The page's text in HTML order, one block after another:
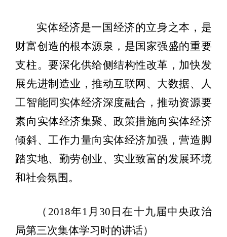
实体经济是一国经济的立身之本，是
财富创造的根本源泉，是国家强盛的重要
支柱。要深化供给侧结构性改革，加快发
展先进制造业，推动互联网、大数据、人
工智能同实体经济深度融合，推动资源要
素向实体经济集聚、政策措施向实体经济
倾斜、工作力量向实体经济加强，营造脚
踏实地、勤劳创业、实业致富的发展环境
和社会氛围。
（2018年1月30日在十九届中央政治
局第三次集体学习时的讲话）